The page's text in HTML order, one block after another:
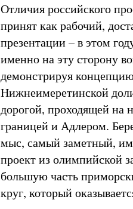
Отличия российского
принят как рабочий,
презентации – в этом
именно на эту сторону
демонстрируя
Нижнеимеретинской
дорогой, проходящей на
границей и Адлером.
мыс, самый заметный,
проект из олимпийской
большую часть
круг, который